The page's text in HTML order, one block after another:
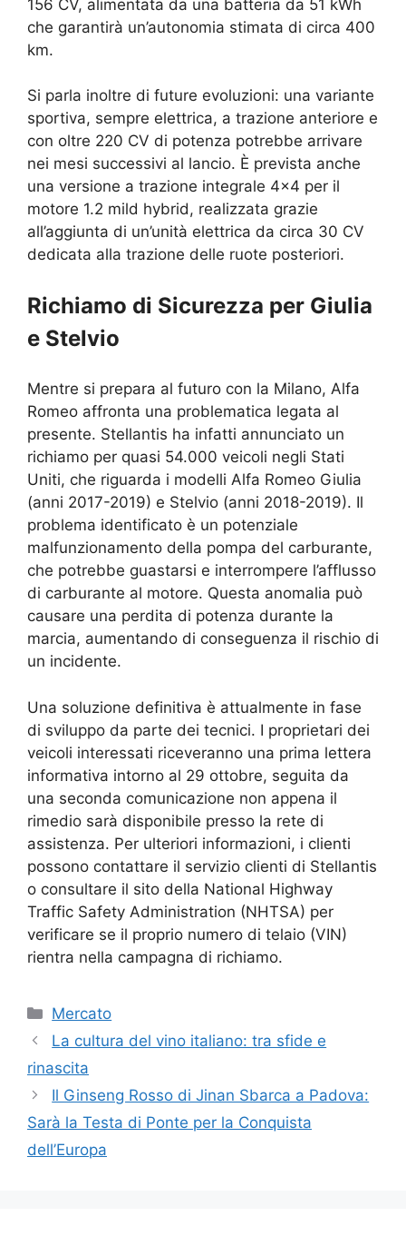
156 CV, alimentata da una batteria da 51 kWh
che garantirà un’autonomia stimata di circa 400
km.
Si parla inoltre di future evoluzioni: una variante
sportiva, sempre elettrica, a trazione anteriore e
con oltre 220 CV di potenza potrebbe arrivare
nei mesi successivi al lancio. È prevista anche
una versione a trazione integrale 4×4 per il
motore 1.2 mild hybrid, realizzata grazie
all’aggiunta di un’unità elettrica da circa 30 CV
dedicata alla trazione delle ruote posteriori.
Richiamo di Sicurezza per Giulia
e Stelvio
Mentre si prepara al futuro con la Milano, Alfa
Romeo affronta una problematica legata al
presente. Stellantis ha infatti annunciato un
richiamo per quasi 54.000 veicoli negli Stati
Uniti, che riguarda i modelli Alfa Romeo Giulia
(anni 2017-2019) e Stelvio (anni 2018-2019). Il
problema identificato è un potenziale
malfunzionamento della pompa del carburante,
che potrebbe guastarsi e interrompere l’afflusso
di carburante al motore. Questa anomalia può
causare una perdita di potenza durante la
marcia, aumentando di conseguenza il rischio di
un incidente.
Una soluzione definitiva è attualmente in fase
di sviluppo da parte dei tecnici. I proprietari dei
veicoli interessati riceveranno una prima lettera
informativa intorno al 29 ottobre, seguita da
una seconda comunicazione non appena il
rimedio sarà disponibile presso la rete di
assistenza. Per ulteriori informazioni, i clienti
possono contattare il servizio clienti di Stellantis
o consultare il sito della National Highway
Traffic Safety Administration (NHTSA) per
verificare se il proprio numero di telaio (VIN)
rientra nella campagna di richiamo.
Categorie
Mercato
La cultura del vino italiano: tra sfide e
rinascita
Il Ginseng Rosso di Jinan Sbarca a Padova:
Sarà la Testa di Ponte per la Conquista
dell’Europa